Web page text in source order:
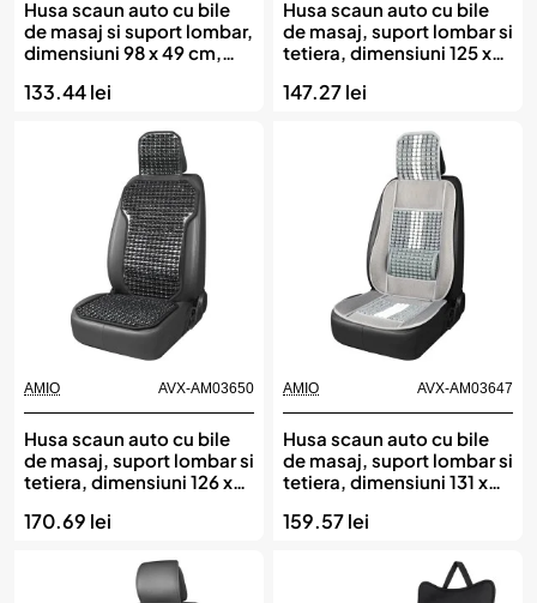
Husa scaun auto cu bile
de masaj si suport lombar,
dimensiuni 98 x 49 cm,
133.44 lei
Husa scaun auto cu bile
de masaj, suport lombar si
tetiera, dimensiuni 125 x
AMIO
147.27 lei
AMIO AVX-AM03650
Husa scaun auto cu bile
de masaj, suport lombar si
tetiera, dimensiuni 126 x
AMIO
170.69 lei
AMIO AVX-AM03647
Husa scaun auto cu bile
de masaj, suport lombar si
tetiera, dimensiuni 131 x
159.57 lei